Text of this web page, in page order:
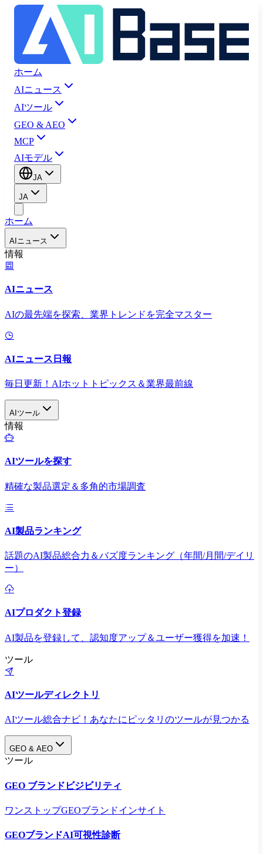
ホーム
AIニュース
AIツール
GEO & AEO
MCP
AIモデル
JA
JA
ホーム
AIニュース
情報
AIニュース
AIの最先端を探索、業界トレンドを完全マスター
AIニュース日報
毎日更新！AIホットトピックス＆業界最前線
AIツール
情報
AIツールを探す
精確な製品選定＆多角的市場調査
AI製品ランキング
話題のAI製品総合力＆バズ度ランキング（年間/月間/デイリ
ー）
AIプロダクト登録
AI製品を登録して、認知度アップ＆ユーザー獲得を加速！
ツール
AIツールディレクトリ
AIツール総合ナビ！あなたにピッタリのツールが見つかる
GEO & AEO
ツール
GEO ブランドビジビリティ
ワンストップGEOブランドインサイト
GEOブランドAI可視性診断